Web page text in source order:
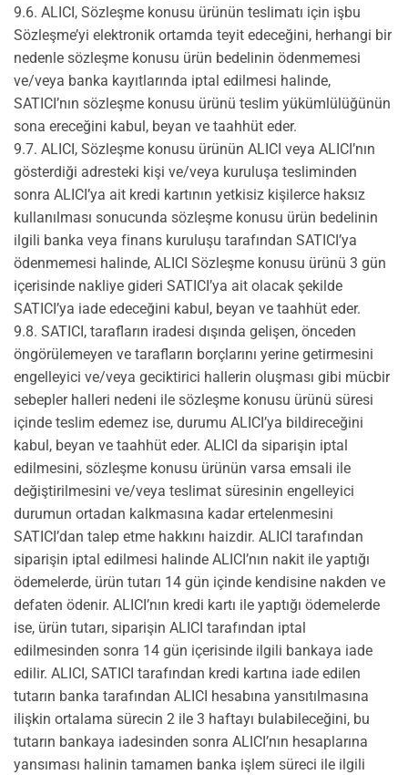
9.6. ALICI, Sözleşme konusu ürünün teslimatı için işbu
Sözleşme’yi elektronik ortamda teyit edeceğini, herhangi bir
nedenle sözleşme konusu ürün bedelinin ödenmemesi
ve/veya banka kayıtlarında iptal edilmesi halinde,
SATICI’nın sözleşme konusu ürünü teslim yükümlülüğünün
sona ereceğini kabul, beyan ve taahhüt eder.
9.7. ALICI, Sözleşme konusu ürünün ALICI veya ALICI’nın
gösterdiği adresteki kişi ve/veya kuruluşa tesliminden
sonra ALICI’ya ait kredi kartının yetkisiz kişilerce haksız
kullanılması sonucunda sözleşme konusu ürün bedelinin
ilgili banka veya finans kuruluşu tarafından SATICI’ya
ödenmemesi halinde, ALICI Sözleşme konusu ürünü 3 gün
içerisinde nakliye gideri SATICI’ya ait olacak şekilde
SATICI’ya iade edeceğini kabul, beyan ve taahhüt eder.
9.8. SATICI, tarafların iradesi dışında gelişen, önceden
öngörülemeyen ve tarafların borçlarını yerine getirmesini
engelleyici ve/veya geciktirici hallerin oluşması gibi mücbir
sebepler halleri nedeni ile sözleşme konusu ürünü süresi
içinde teslim edemez ise, durumu ALICI’ya bildireceğini
kabul, beyan ve taahhüt eder. ALICI da siparişin iptal
edilmesini, sözleşme konusu ürünün varsa emsali ile
değiştirilmesini ve/veya teslimat süresinin engelleyici
durumun ortadan kalkmasına kadar ertelenmesini
SATICI’dan talep etme hakkını haizdir. ALICI tarafından
siparişin iptal edilmesi halinde ALICI’nın nakit ile yaptığı
ödemelerde, ürün tutarı 14 gün içinde kendisine nakden ve
defaten ödenir. ALICI’nın kredi kartı ile yaptığı ödemelerde
ise, ürün tutarı, siparişin ALICI tarafından iptal
edilmesinden sonra 14 gün içerisinde ilgili bankaya iade
edilir. ALICI, SATICI tarafından kredi kartına iade edilen
tutarın banka tarafından ALICI hesabına yansıtılmasına
ilişkin ortalama sürecin 2 ile 3 haftayı bulabileceğini, bu
tutarın bankaya iadesinden sonra ALICI’nın hesaplarına
yansıması halinin tamamen banka işlem süreci ile ilgili